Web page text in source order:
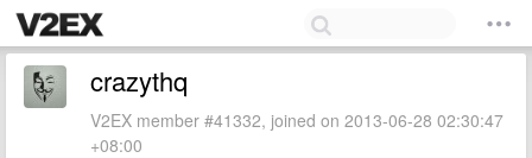
crazythq
V2EX member #41332, joined on 2013-06-28 02:30:47
+08:00